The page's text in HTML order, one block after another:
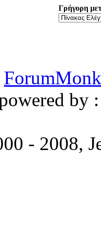
Γρήγορη
by
- 2008,